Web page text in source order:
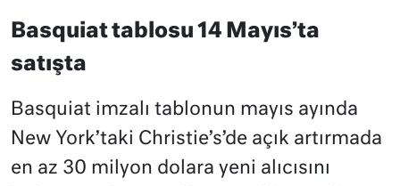
Basquiat tablosu 14 Mayıs’ta
satışta
Basquiat imzalı tablonun mayıs ayında
New York’taki Christie’s’de açık artırmada
en az 30 milyon dolara yeni alıcısını